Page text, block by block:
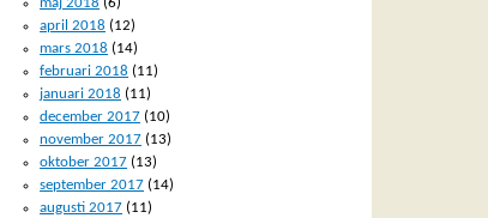
april 2018 (12)
mars 2018 (14)
februari 2018 (11)
januari 2018 (11)
december 2017 (10)
november 2017 (13)
oktober 2017 (13)
september 2017 (14)
augusti 2017 (11)